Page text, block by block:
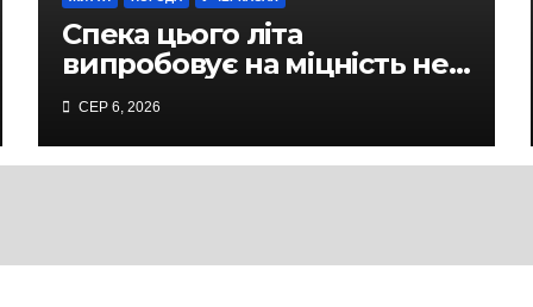
Спека цього літа
випробовує на міцність не
лише людей, а й дороги
Черкас
СЕР 6, 2026